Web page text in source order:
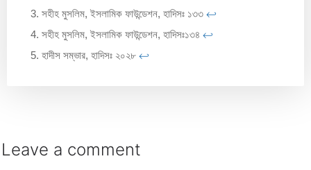
সহীহ মুসলিম, ইসলামিক ফাউন্ডেশন, হাদিসঃ ১৩৩ ↩︎
সহীহ মুসলিম, ইসলামিক ফাউন্ডেশন, হাদিসঃ১৩৪ ↩︎
হাদীস সম্ভার, হাদিসঃ ২০২৮ ↩︎
Leave a comment